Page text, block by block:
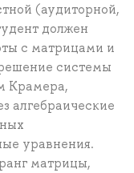
(аудиторной,
должен
с матрицами и
системы
Крамера,
алгебраические
уравнения.
матрицы,